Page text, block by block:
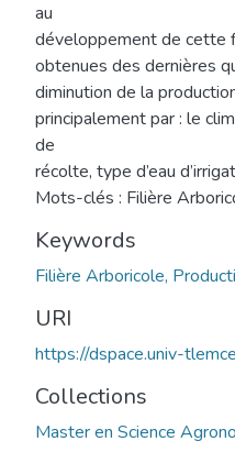
au
développement de cette
obtenues des dernières
diminution de la
principalement par : le
de
récolte, type d’eau
Mots-clés : Filière
Keywords
Filière Arboricole,
URI
https://dspace.univ-
Collections
Master en Science